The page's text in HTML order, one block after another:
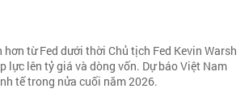
từ Fed dưới thời Chủ tịch Fed Kevin Warsh
lực lên tỷ giá và dòng vốn. Dự báo Việt Nam
tế trong nửa cuối năm 2026.